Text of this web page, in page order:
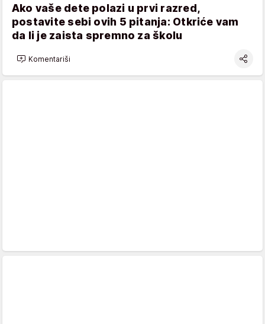
Ako vaše dete polazi u prvi razred,
postavite sebi ovih 5 pitanja: Otkriće vam
da li je zaista spremno za školu
Komentariši